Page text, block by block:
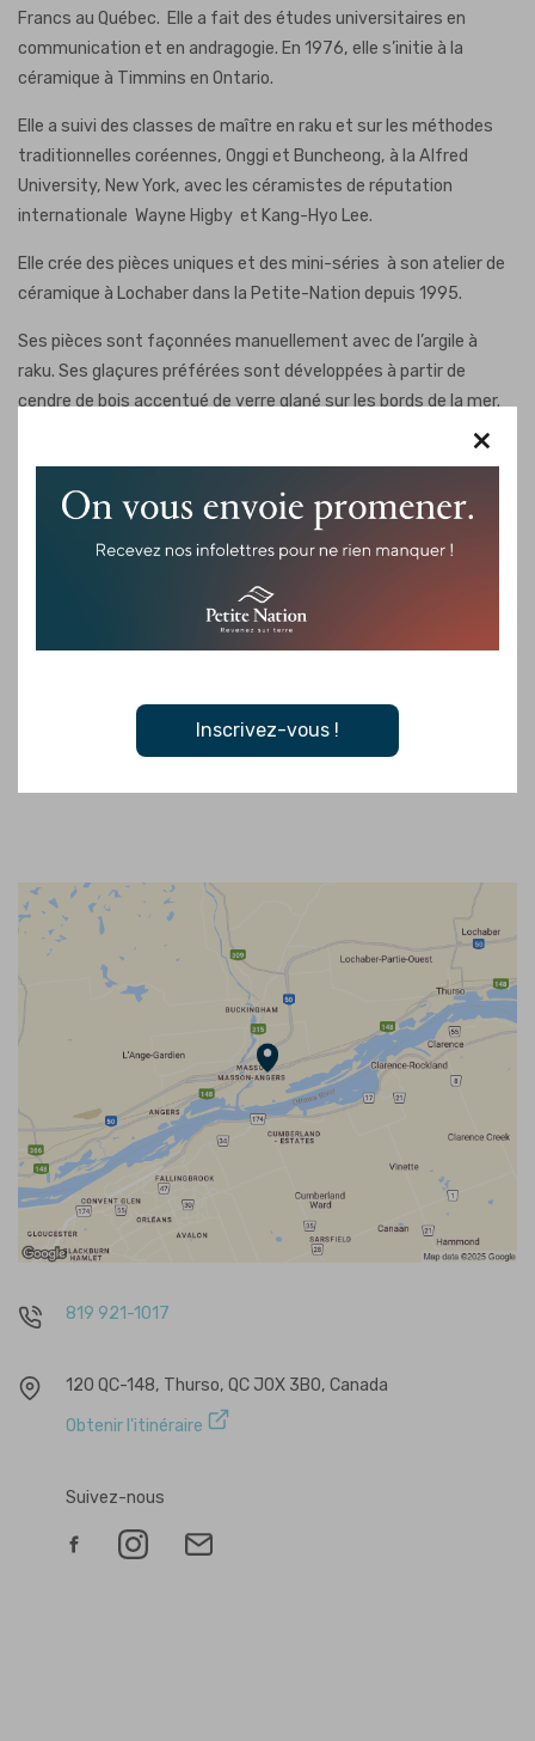
×
Inscrivez-vous !
Francs au Québec. Elle a fait des études universitaires en
communication et en andragogie. En 1976, elle s’initie à la
céramique à Timmins en Ontario.
Elle a suivi des classes de maître en raku et sur les méthodes
traditionnelles coréennes, Onggi et Buncheong, à la Alfred
University, New York, avec les céramistes de réputation
internationale Wayne Higby et Kang-Hyo Lee.
Elle crée des pièces uniques et des mini-séries à son atelier de
céramique à Lochaber dans la Petite-Nation depuis 1995.
Ses pièces sont façonnées manuellement avec de l’argile à
raku. Ses glaçures préférées sont développées à partir de
cendre de bois accentué de verre glané sur les bords de la mer.
Elle utilise également les techniques de raku et d’enfumage
de l’enfumage pour les pots d’inspiration iroquoienne qui se
trouvent à la maison longue du Parc Oméga à Montebello.
l’art culinaire. Elle offre des ateliers
au cours desquels l’étudiant apprend le façonnage de l’argile,
819 921-1017
120 QC-148, Thurso, QC J0X 3B0, Canada
Obtenir l'itinéraire
Suivez-nous